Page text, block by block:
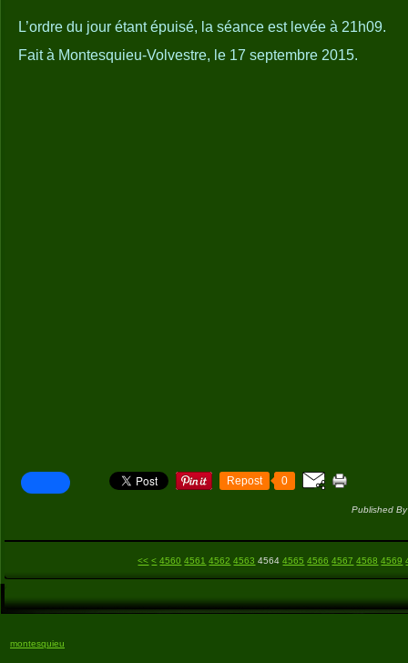
L’ordre du jour étant épuisé, la séance est levée à 21h09.
Fait à Montesquieu-Volvestre, le 17 septembre 2015.
Repost 0
Published
<< < 4500
4510
4520
4530
4540
4550
4560 4561 4562 4563 4564 4565 4566 4567 4568 4569
montesquieu